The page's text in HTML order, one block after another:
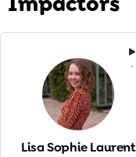
-
Lisa Sophie Laurent